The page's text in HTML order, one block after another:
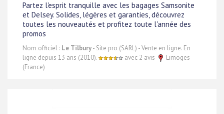
Partez l'esprit tranquille avec les bagages Samsonite
et Delsey. Solides, légères et garanties, découvrez
toutes les nouveautés et profitez toute l'année des
promos
Nom officiel : Le Tilbury- Site pro (SARL) - Vente en ligne. En
ligne depuis 13 ans (2010).
avec 2 avis
Limoges
(France)